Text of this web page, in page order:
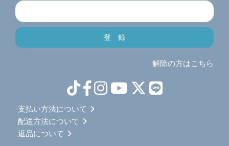
解除の方はこちら
支払い方法について
配送方法について
返品について